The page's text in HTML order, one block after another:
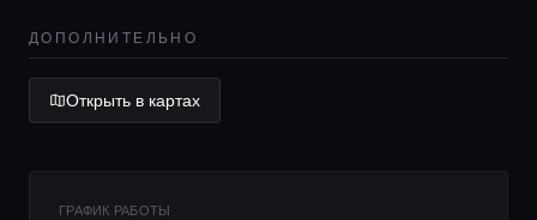
Гиды
ДОПОЛНИТЕЛЬНО
Открыть в картах
ГРАФИК РАБОТЫ